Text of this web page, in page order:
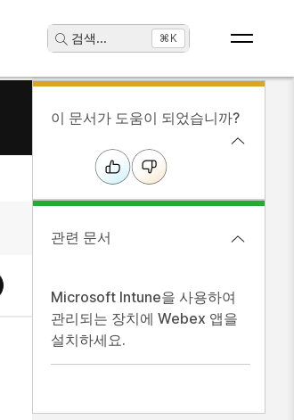
검색... ⌘K
이 문서가 도움이 되었습니까?
관련 문서
Microsoft Intune을 사용하여
관리되는 장치에 Webex 앱을
설치하세요.